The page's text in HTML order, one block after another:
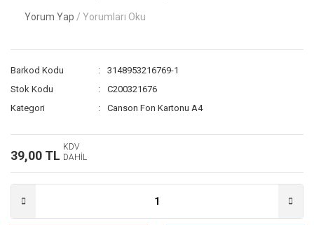
Yorum Yap / Yorumları Oku
Barkod Kodu
3148953216769-1
Stok Kodu
C200321676
Kategori
Canson Fon Kartonu A4
39,00 TL
KDV
DAHİL